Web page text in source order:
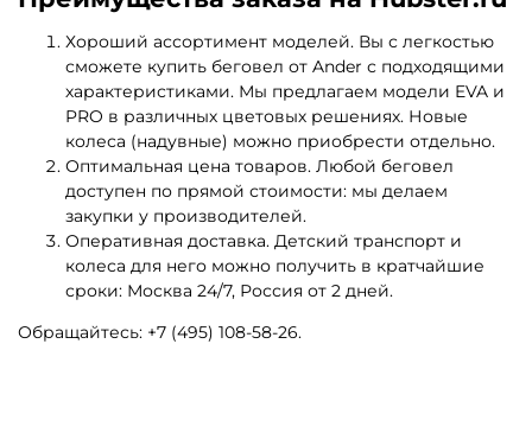
Хороший ассортимент моделей. Вы с легкостью
сможете купить беговел от Ander с подходящими
характеристиками. Мы предлагаем модели EVA и
PRO в различных цветовых решениях. Новые
колеса (надувные) можно приобрести отдельно.
Оптимальная цена товаров. Любой беговел
доступен по прямой стоимости: мы делаем
закупки у производителей.
Оперативная доставка. Детский транспорт и
колеса для него можно получить в кратчайшие
сроки: Москва 24/7, Россия от 2 дней.
Обращайтесь: +7 (495) 108-58-26.